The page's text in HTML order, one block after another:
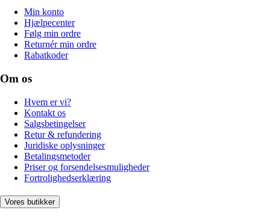
Min konto
Hjælpecenter
Følg min ordre
Returnér min ordre
Rabatkoder
Om os
Hvem er vi?
Kontakt os
Salgsbetingelser
Retur & refundering
Juridiske oplysninger
Betalingsmetoder
Priser og forsendelsesmuligheder
Fortrolighedserklæring
Vores butikker